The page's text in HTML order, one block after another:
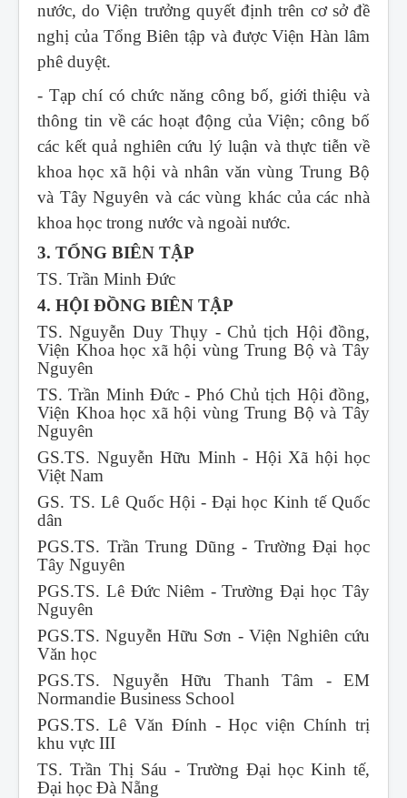
nước, do Viện trưởng quyết định trên cơ sở đề
nghị của Tổng Biên tập và được Viện Hàn lâm
phê duyệt.
- Tạp chí có chức năng công bố, giới thiệu và
thông tin về các hoạt động của Viện; công bố
các kết quả nghiên cứu lý luận và thực tiễn về
khoa học xã hội và nhân văn vùng Trung Bộ
và Tây Nguyên và các vùng khác của các nhà
khoa học trong nước và ngoài nước.
3. TỔNG BIÊN TẬP
TS. Trần Minh Đức
4. HỘI ĐỒNG BIÊN TẬP
TS. Nguyễn Duy Thụy - Chủ tịch Hội đồng,
Viện Khoa học xã hội vùng Trung Bộ và Tây
Nguyên
TS. Trần Minh Đức - Phó Chủ tịch Hội đồng,
Viện Khoa học xã hội vùng Trung Bộ và Tây
Nguyên
GS.TS. Nguyễn Hữu Minh - Hội Xã hội học
Việt Nam
GS. TS. Lê Quốc Hội - Đại học Kinh tế Quốc
dân
PGS.TS. Trần Trung Dũng - Trường Đại học
Tây Nguyên
PGS.TS. Lê Đức Niêm - Trường Đại học Tây
Nguyên
PGS.TS. Nguyễn Hữu Sơn - Viện Nghiên cứu
Văn học
PGS.TS. Nguyễn Hữu Thanh Tâm - EM
Normandie Business School
PGS.TS. Lê Văn Đính - Học viện Chính trị
khu vực III
TS. Trần Thị Sáu - Trường Đại học Kinh tế,
Đại học Đà Nẵng